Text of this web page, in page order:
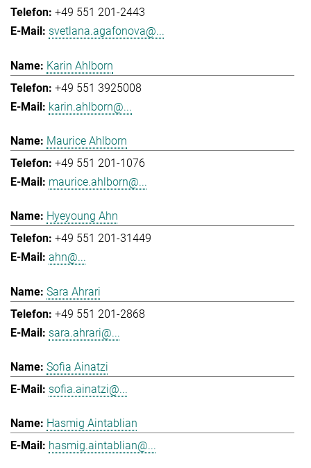
+49 551 201-2443
svetlana.agafonova@...
Karin Ahlborn
+49 551 3925008
karin.ahlborn@...
Maurice Ahlborn
+49 551 201-1076
maurice.ahlborn@...
Hyeyoung Ahn
+49 551 201-31449
ahn@...
Sara Ahrari
+49 551 201-2868
sara.ahrari@...
Sofia Ainatzi
sofia.ainatzi@...
Hasmig Aintablian
hasmig.aintablian@...